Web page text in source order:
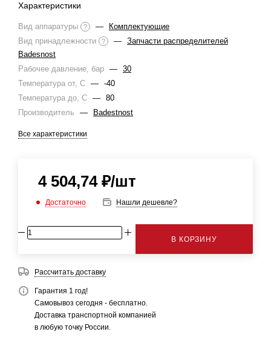
Характеристики
Вид аппаратуры ? —
Комплектующие
Вид принадлежности
? — Запчасти распределителей
Badesnost
Рабочее давление, бар — 30
Температура от, С — -40
Температура до, С — 80
Производитель
— Badestnost
Все характеристики
4 504,74₽/шт
Достаточно Нашли дешевле?
В КОРЗИНУ
Рассчитать доставку
Гарантия 1 год!
Самовывоз сегодня - бесплатно.
Доставка транспортной компанией
в любую точку России.